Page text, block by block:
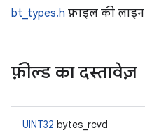
bt_types.h फ़ाइल की लाइन
फ़ील्ड का दस्तावेज़
UINT32 bytes_rcvd